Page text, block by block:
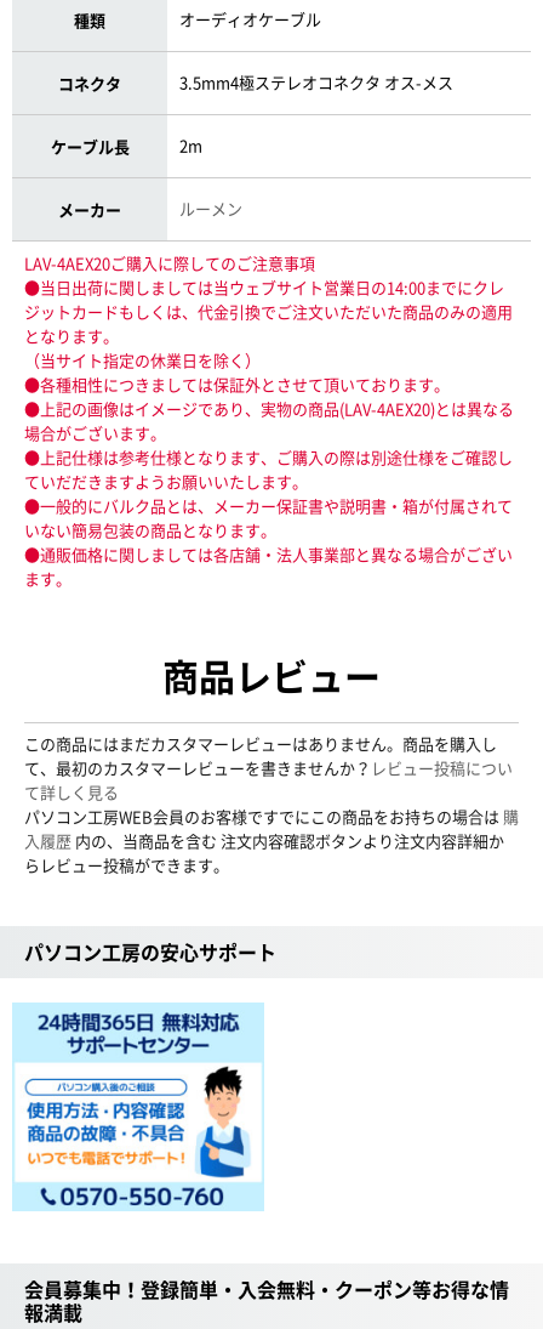
種類 オーディオケーブル
コネクタ 3.5mm4極ステレオコネクタ オス-メス
ケーブル長 2m
メーカー ルーメン
LAV-4AEX20ご購入に際してのご注意事項
●当日出荷に関しましては当ウェブサイト営業日の14:00までにクレ
ジットカードもしくは、代金引換でご注文いただいた商品のみの適用
となります。
（当サイト指定の休業日を除く）
●各種相性につきましては保証外とさせて頂いております。
●上記の画像はイメージであり、実物の商品(LAV-4AEX20)とは異なる
場合がございます。
●上記仕様は参考仕様となります、ご購入の際は別途仕様をご確認し
ていだだきますようお願いいたします。
●一般的にバルク品とは、メーカー保証書や説明書・箱が付属されて
いない簡易包装の商品となります。
●通販価格に関しましては各店舗・法人事業部と異なる場合がござい
ます。
商品レビュー
この商品にはまだカスタマーレビューはありません。商品を購入し
て、最初のカスタマーレビューを書きませんか？ レビュー投稿につい
て詳しく見る
パソコン工房WEB会員のお客様ですでにこの商品をお持ちの場合は 購
入履歴 内の、当商品を含む 注文内容確認ボタンより注文内容詳細か
らレビュー投稿ができます。
パソコン工房の安心サポート
会員募集中！登録簡単・入会無料・クーポン等お得な情
報満載